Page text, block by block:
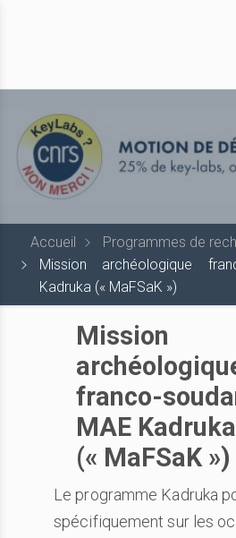
Accueil
Programmes de
Mission archéologique
Kadruka (« MaFSaK »)
Mission
franco-
MAE Kadruka
(« MaFSaK »)
Le programme Kadruka
spécifiquement sur les